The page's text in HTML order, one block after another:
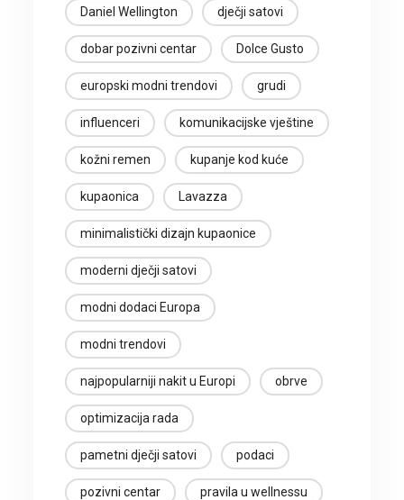
Daniel Wellington dječji satovi
dobar pozivni centar Dolce Gusto
europski modni trendovi grudi
influenceri komunikacijske vještine
kožni remen kupanje kod kuće
kupaonica Lavazza
minimalistički dizajn kupaonice
moderni dječji satovi
modni dodaci Europa
modni trendovi
najpopularniji nakit u Europi obrve
optimizacija rada
pametni dječji satovi podaci
pozivni centar pravila u wellnessu